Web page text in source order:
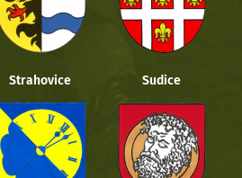
Strahovice Sudice